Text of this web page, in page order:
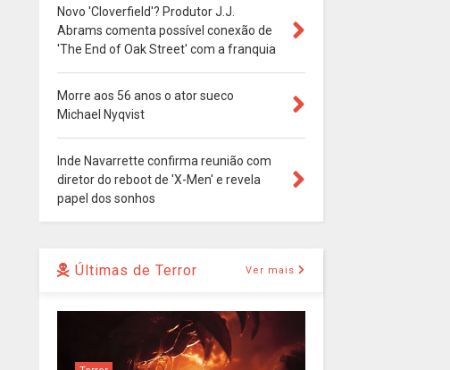
Novo 'Cloverfield'? Produtor J.J.
Abrams comenta possível conexão de
'The End of Oak Street' com a franquia
Morre aos 56 anos o ator sueco
Michael Nyqvist
Inde Navarrette confirma reunião com
diretor do reboot de 'X-Men' e revela
papel dos sonhos
Últimas de Terror Ver mais